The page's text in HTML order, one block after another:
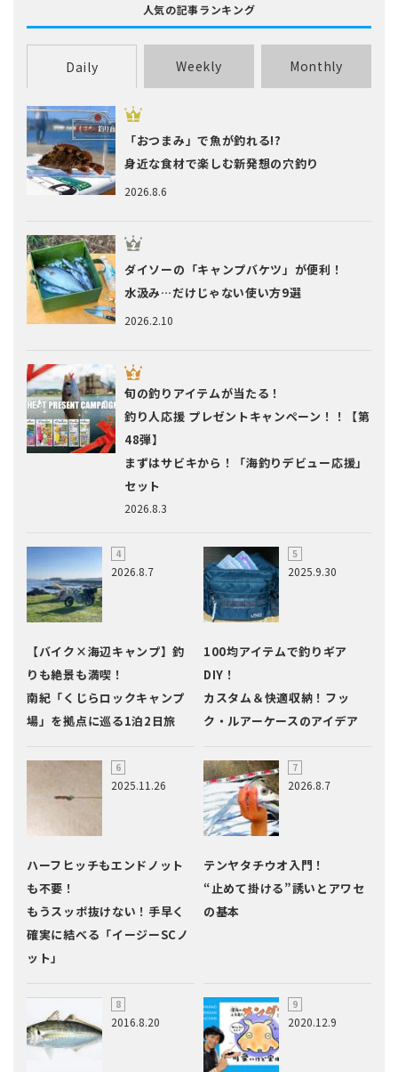
人気の記事ランキング
Daily Weekly Monthly
2026.8.6
「おつまみ」で魚が釣れる!?
身近な食材で楽しむ新発想の穴釣り
2026.2.10
ダイソーの「キャンプバケツ」が便利！
水汲み…だけじゃない使い方9選
2026.8.3
旬の釣りアイテムが当たる！
釣り人応援 プレゼントキャンペーン！！【第
48弾】
まずはサビキから！「海釣りデビュー応援」
セット
2026.8.7
【バイク×海辺キャンプ】釣
りも絶景も満喫！
南紀「くじらロックキャンプ
場」を拠点に巡る1泊2日旅
2025.9.30
100均アイテムで釣りギア
DIY！
カスタム＆快適収納！フッ
ク・ルアーケースのアイデア
2025.11.26
ハーフヒッチもエンドノット
も不要！
もうスッポ抜けない！手早く
確実に結べる「イージーSCノ
ット」
2026.8.7
テンヤタチウオ入門！
“止めて掛ける”誘いとアワセ
の基本
2016.8.20 2020.12.9